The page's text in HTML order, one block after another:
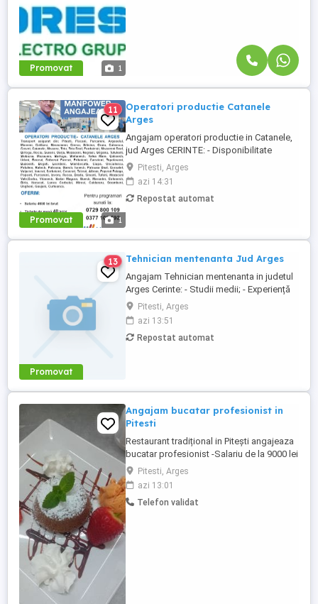
Promovat 1
Promovat 1
11
Operatori productie Catanele
Arges
Angajam operatori productie in Catanele,
jud Arges CERINTE: - Disponibilitate
pentru 3 schimburi - Experienta in
productie reprezinta avantaj BENEFICII: -
Salariu de incadrare 4650 lei brut - Tichete
de masa de 40 lei zi lucrata - Prime de
Pitesti, Arges
azi 14:31
Repostat automat
Promovat
13 Tehnician mentenanta Jud Arges
Angajam Tehnician mentenanta in judetul
Arges Cerinte: - Studii medii; - Experiență
anterioară în activități de mentenanță
preventivă și corectivă constituie avantaj; -
Cunoștințe de bază în:mecanică,electrică
electrotehnică, pneumatica și sau
Pitesti, Arges
azi 13:51
Repostat automat
Angajam bucatar profesionist in
Pitesti
Restaurant tradițional in Pitești angajeaza
bucatar profesionist -Salariu de la 9000 lei
(funcție de program) - bonusuri de
performanta - plata la sfârșitul
programului -program flexibil de la ora 14
la ora 22
Pitesti, Arges
azi 13:01
Telefon validat